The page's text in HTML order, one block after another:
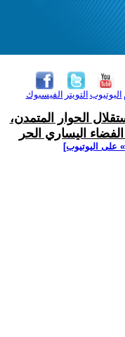
الفيسبوك التويتر اليوتيوب
الحوار المتمدن،
اليساري الحر
على اليوتيوب]